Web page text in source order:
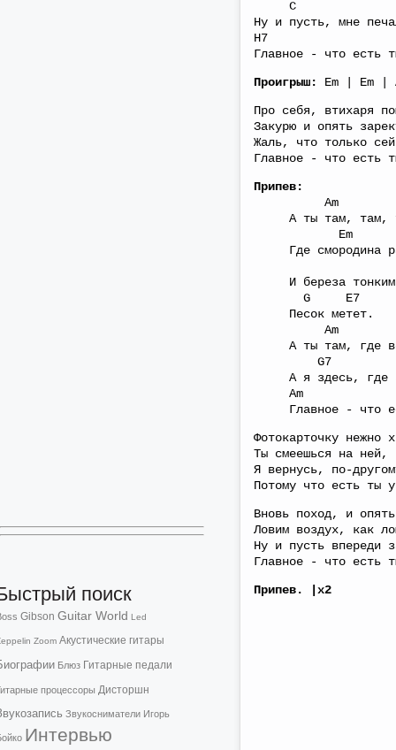
поиск
Gibson Guitar World Led
Zoom Акустические гитары
Блюз Гитарные педали
процессоры Дисторшн
Звукосниматели Игорь
Интервью
C
Ну и пусть, мне
H7
Главное - что есть
Проигрыш:
Em | Em |
Про себя, втихаря
Закурю и опять
Жаль, что только
Главное - что есть
Припев:
Am
А ты там, там,
Em
Где смородина
И береза тонким
G E7
Песок метет.
Am
А ты там, где
G7
А я здесь, где
Am
Главное - что
Фотокарточку нежно
Ты смеешься на
Я вернусь, по-
Потому что есть ты
Вновь поход, и
Ловим воздух, как
Ну и пусть впереди
Главное - что есть
Припев. |х2